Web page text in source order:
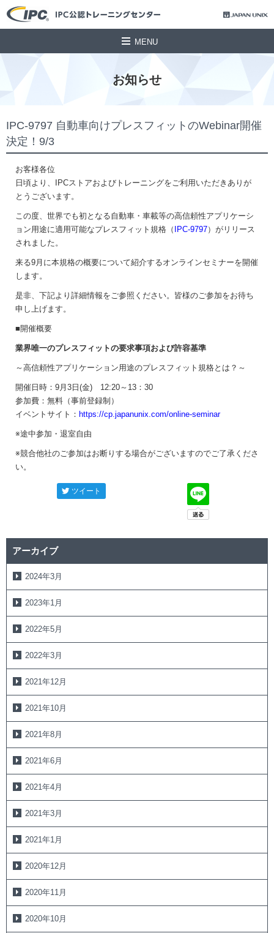
MENU
お知らせ
IPC-9797 自動車向けプレスフィットのWebinar開催
決定！9/3
お客様各位
日頃より、IPCストアおよびトレーニングをご利用いただきありが
とうございます。
この度、世界でも初となる自動車・車載等の高信頼性アプリケーシ
ョン用途に適用可能なプレスフィット規格（ IPC-9797）がリリース
されました。
来る9月に本規格の概要について紹介するオンラインセミナーを開催
します。
是非、下記より詳細情報をご参照ください。皆様のご参加をお待ち
申し上げます。
■開催概要
業界唯一のプレスフィットの要求事項および許容基準
～高信頼性アプリケーション用途のプレスフィット規格とは？～
開催日時：9月3日(金) 12:20～13：30
参加費：無料（事前登録制）
イベントサイト： https://cp.japanunix.com/online-seminar
※途中参加・退室自由
※競合他社のご参加はお断りする場合がございますのでご了承くださ
い。
ツイート
アーカイブ
2024年3月
2023年1月
2022年5月
2022年3月
2021年12月
2021年10月
2021年8月
2021年6月
2021年4月
2021年3月
2021年1月
2020年12月
2020年11月
2020年10月